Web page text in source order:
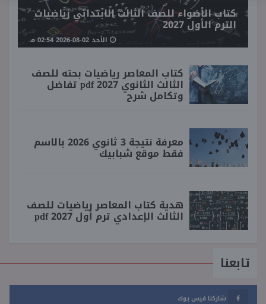
كتاب الأضواء للصف الثالث الابتدائي رياضيات
الترم الأول 2027
الأحد 02-08-2026 02:54 مـ
كتاب المعاصر رياضيات بحته للصف
الثالث الثانوي 2027 pdf تفاضل
وتكامل شرح
معرفة نتيجة 3 ثانوي 2026 بالاسم
فقط موقع شبابيك
هدية كتاب المعاصر رياضيات للصف
الثالث الإعدادي ترم أول 2027 pdf
تابعنا
شاركنا فيس بوك